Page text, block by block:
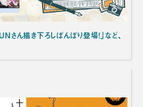
ん描き下ろしぼんぼり登場！」など、